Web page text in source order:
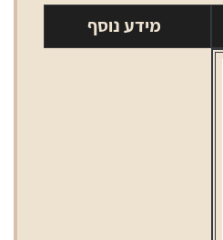
מידע נוסף